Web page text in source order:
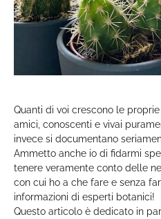
Quanti di voi crescono le
amici, conoscenti e vivai
invece si documentano
Ammetto anche io di fidarmi
tenere veramente conto delle
con cui ho a che fare e senza
informazioni di esperti botanici!
Questo articolo è dedicato in